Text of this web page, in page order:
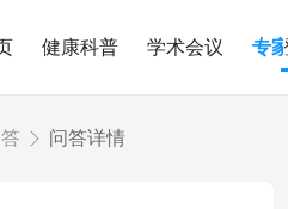
健康科普 学术会议 专
问答详情